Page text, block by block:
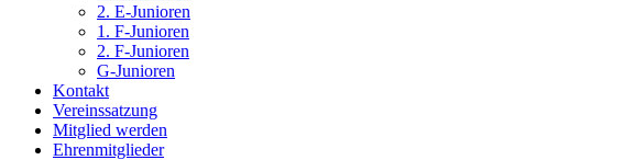
2. E-Junioren
1. F-Junioren
2. F-Junioren
G-Junioren
Kontakt
Vereinssatzung
Mitglied werden
Ehrenmitglieder